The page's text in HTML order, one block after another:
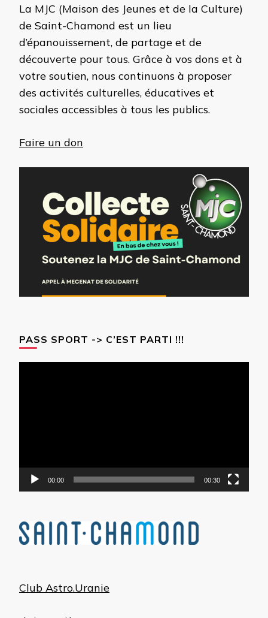
La MJC (Maison des Jeunes et de la Culture)
de Saint-Chamond est un lieu
d’épanouissement, de partage et de
découverte pour tous. Grâce à vos dons et à
votre soutien, nous continuons à proposer
des activités culturelles, éducatives et
sociales accessibles à tous les publics.
Faire un don
PASS SPORT -> C’EST PARTI !!!
00:00 00:30
Club Astro.Uranie